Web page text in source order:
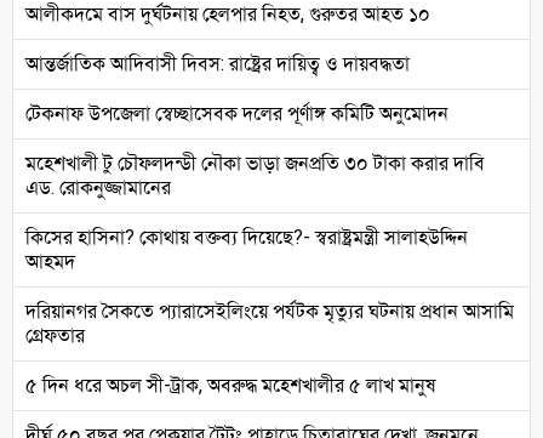
আলীকদমে বাস দুর্ঘটনায় হেলপার নিহত, গুরুতর আহত ১০
আন্তর্জাতিক আদিবাসী দিবস: রাষ্ট্রের দায়িত্ব ও দায়বদ্ধতা
টেকনাফ উপজেলা স্বেচ্ছাসেবক দলের পূর্ণাঙ্গ কমিটি অনুমোদন
মহেশখালী টু চৌফলদন্ডী নৌকা ভাড়া জনপ্রতি ৩০ টাকা করার দাবি
এড. রোকনুজ্জামানের
কিসের হাসিনা? কোথায় বক্তব্য দিয়েছে?- স্বরাষ্ট্রমন্ত্রী সালাহউদ্দিন
আহমদ
দরিয়ানগর সৈকতে প্যারাসেইলিংয়ে পর্যটক মৃত্যুর ঘটনায় প্রধান আসামি
গ্রেফতার
৫ দিন ধরে অচল সী-ট্রাক, অবরুদ্ধ মহেশখালীর ৫ লাখ মানুষ